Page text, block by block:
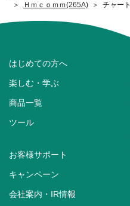
Ｈｍｃｏｍｍ(265A)
チャート
はじめての方へ
楽しむ・学ぶ
商品一覧
ツール
お客様サポート
キャンペーン
会社案内・IR情報